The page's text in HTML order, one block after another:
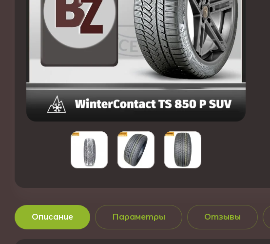
Описание Параметры Отзывы